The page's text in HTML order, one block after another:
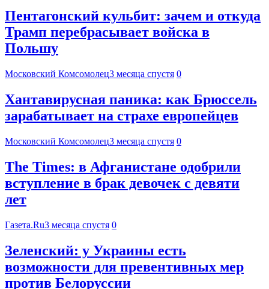
Пентагонский кульбит: зачем и откуда
Трамп перебрасывает войска в
Польшу
Московский Комсомолец3 месяца спустя 0
Хантавирусная паника: как Брюссель
зарабатывает на страхе европейцев
Московский Комсомолец3 месяца спустя 0
The Times: в Афганистане одобрили
вступление в брак девочек с девяти
лет
Газета.Ru3 месяца спустя 0
Зеленский: у Украины есть
возможности для превентивных мер
против Белоруссии